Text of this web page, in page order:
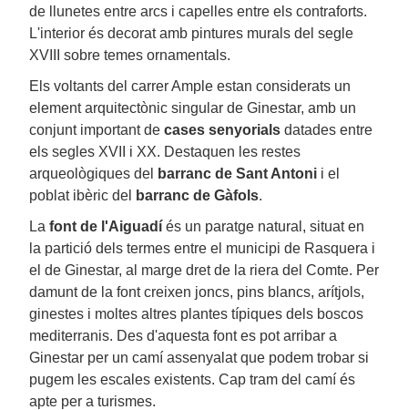
de llunetes entre arcs i capelles entre els contraforts.
L'interior és decorat amb pintures murals del segle
XVIII sobre temes ornamentals.
Els voltants del carrer Ample estan considerats un
element arquitectònic singular de Ginestar, amb un
conjunt important de cases senyorials datades entre
els segles XVII i XX. Destaquen les restes
arqueològiques del
barranc de Sant Antoni i el
poblat ibèric del
barranc de Gàfols.
La font de l'Aiguadí és un paratge natural, situat en
la partició dels termes entre el municipi de Rasquera i
el de Ginestar, al marge dret de la riera del Comte. Per
damunt de la font creixen joncs, pins blancs, arítjols,
ginestes i moltes altres plantes típiques dels boscos
mediterranis. Des d'aquesta font es pot arribar a
Ginestar per un camí assenyalat que podem trobar si
pugem les escales existents. Cap tram del camí és
apte per a turismes.